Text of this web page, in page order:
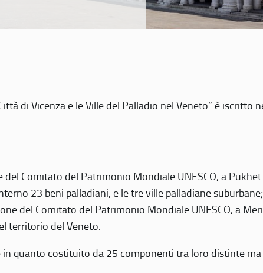
di Vicenza e le Ville del Palladio nel Veneto” è
Comitato del Patrimonio Mondiale UNESCO, a
23 beni palladiani, e le tre ville palladiane suburbane;
del Comitato del Patrimonio Mondiale UNESCO, a
territorio del Veneto.
quanto costituito da 25 componenti tra loro distinte